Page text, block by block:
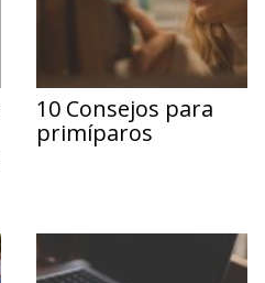
10 Consejos para
primíparos